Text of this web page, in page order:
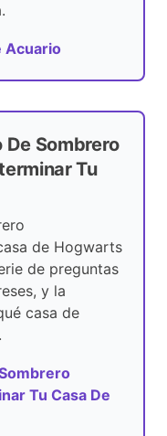
Acuario
De Sombrero
Tu
de Hogwarts
de preguntas
y la
casa de
Tu Casa De